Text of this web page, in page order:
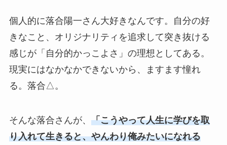
個人的に落合陽一さん大好きなんです。自分の好
きなこと、オリジナリティを追求して突き抜ける
感じが「自分的かっこよさ」の理想としてある。
現実にはなかなかできないから、ますます憧れ
る。落合△。
そんな落合さんが、 「こうやって人生に学びを取
り入れて生きると、やんわり俺みたいになれる